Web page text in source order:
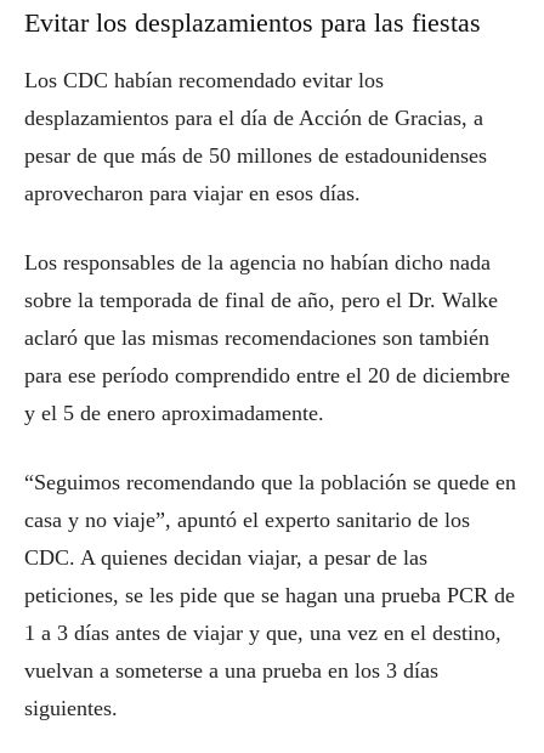
Evitar los desplazamientos para las fiestas
Los CDC habían recomendado evitar los
desplazamientos para el día de Acción de Gracias, a
pesar de que más de 50 millones de estadounidenses
aprovecharon para viajar en esos días.
Los responsables de la agencia no habían dicho nada
sobre la temporada de final de año, pero el Dr. Walke
aclaró que las mismas recomendaciones son también
para ese período comprendido entre el 20 de diciembre
y el 5 de enero aproximadamente.
“Seguimos recomendando que la población se quede en
casa y no viaje”, apuntó el experto sanitario de los
CDC. A quienes decidan viajar, a pesar de las
peticiones, se les pide que se hagan una prueba PCR de
1 a 3 días antes de viajar y que, una vez en el destino,
vuelvan a someterse a una prueba en los 3 días
siguientes.